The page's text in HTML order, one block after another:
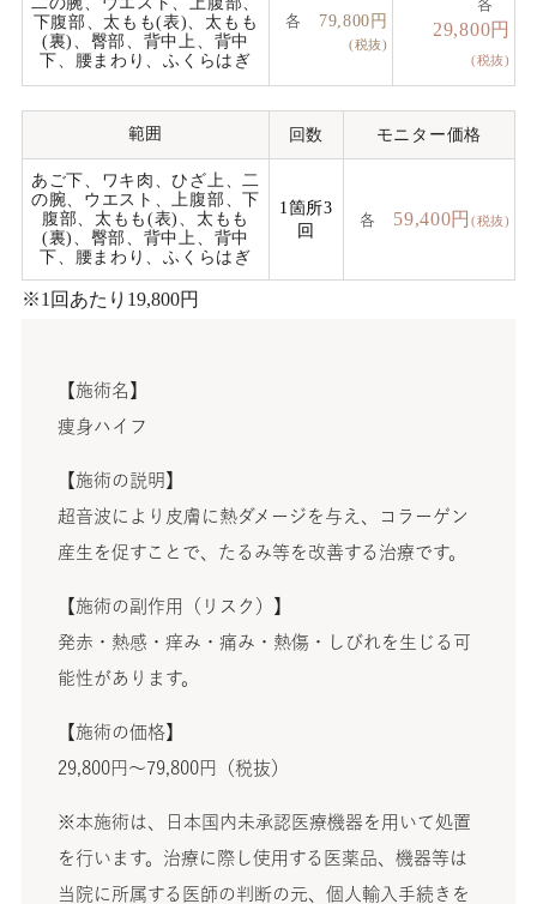
下腹部、太もも(表)、太もも
(裏)、臀部、背中上、背中
下、腰まわり、ふくらはぎ
各 79,800円
(税抜)
各
29,800円
(税抜)
範囲 回数 モニター価格
あご下、ワキ肉、ひざ上、二
の腕、ウエスト、上腹部、下
腹部、太もも(表)、太もも
(裏)、臀部、背中上、背中
下、腰まわり、ふくらはぎ
1箇所3
回
各 59,400円(税抜)
※1回あたり19,800円
【施術名】
痩身ハイフ
【施術の説明】
超音波により皮膚に熱ダメージを与え、コラーゲン
産生を促すことで、たるみ等を改善する治療です。
【施術の副作用（リスク）】
発赤・熱感・痒み・痛み・熱傷・しびれを生じる可
能性があります。
【施術の価格】
29,800円〜79,800円（税抜）
※本施術は、日本国内未承認医療機器を用いて処置
を行います。治療に際し使用する医薬品、機器等は
当院に所属する医師の判断の元、個人輸入手続きを